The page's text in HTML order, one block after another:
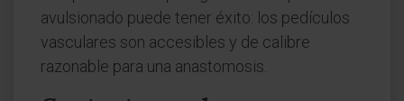
avulsionado puede tener éxito: los pedículos
vasculares son accesibles y de calibre
razonable para una anastomosis.